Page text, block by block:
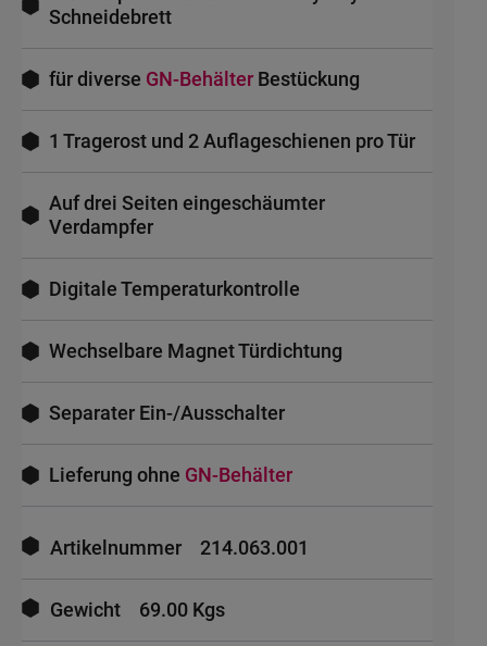
Schneidebrett
für diverse GN-Behälter Bestückung
1 Tragerost und 2 Auflageschienen pro Tür
Auf drei Seiten eingeschäumter
Verdampfer
Digitale Temperaturkontrolle
Wechselbare Magnet Türdichtung
Separater Ein-/Ausschalter
Lieferung ohne GN-Behälter
Informationen
Artikelnummer 214.063.001
Gewicht 69.00 Kgs